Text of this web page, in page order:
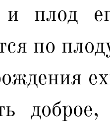
плод
по